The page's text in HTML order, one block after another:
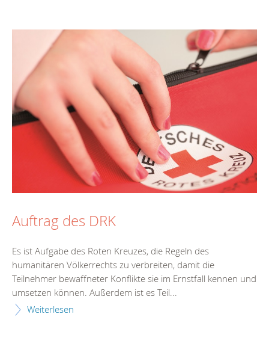
Auftrag des DRK
Es ist Aufgabe des Roten Kreuzes, die Regeln des
humanitären Völkerrechts zu verbreiten, damit die
Teilnehmer bewaffneter Konflikte sie im Ernstfall kennen und
umsetzen können. Außerdem ist es Teil...
Weiterlesen